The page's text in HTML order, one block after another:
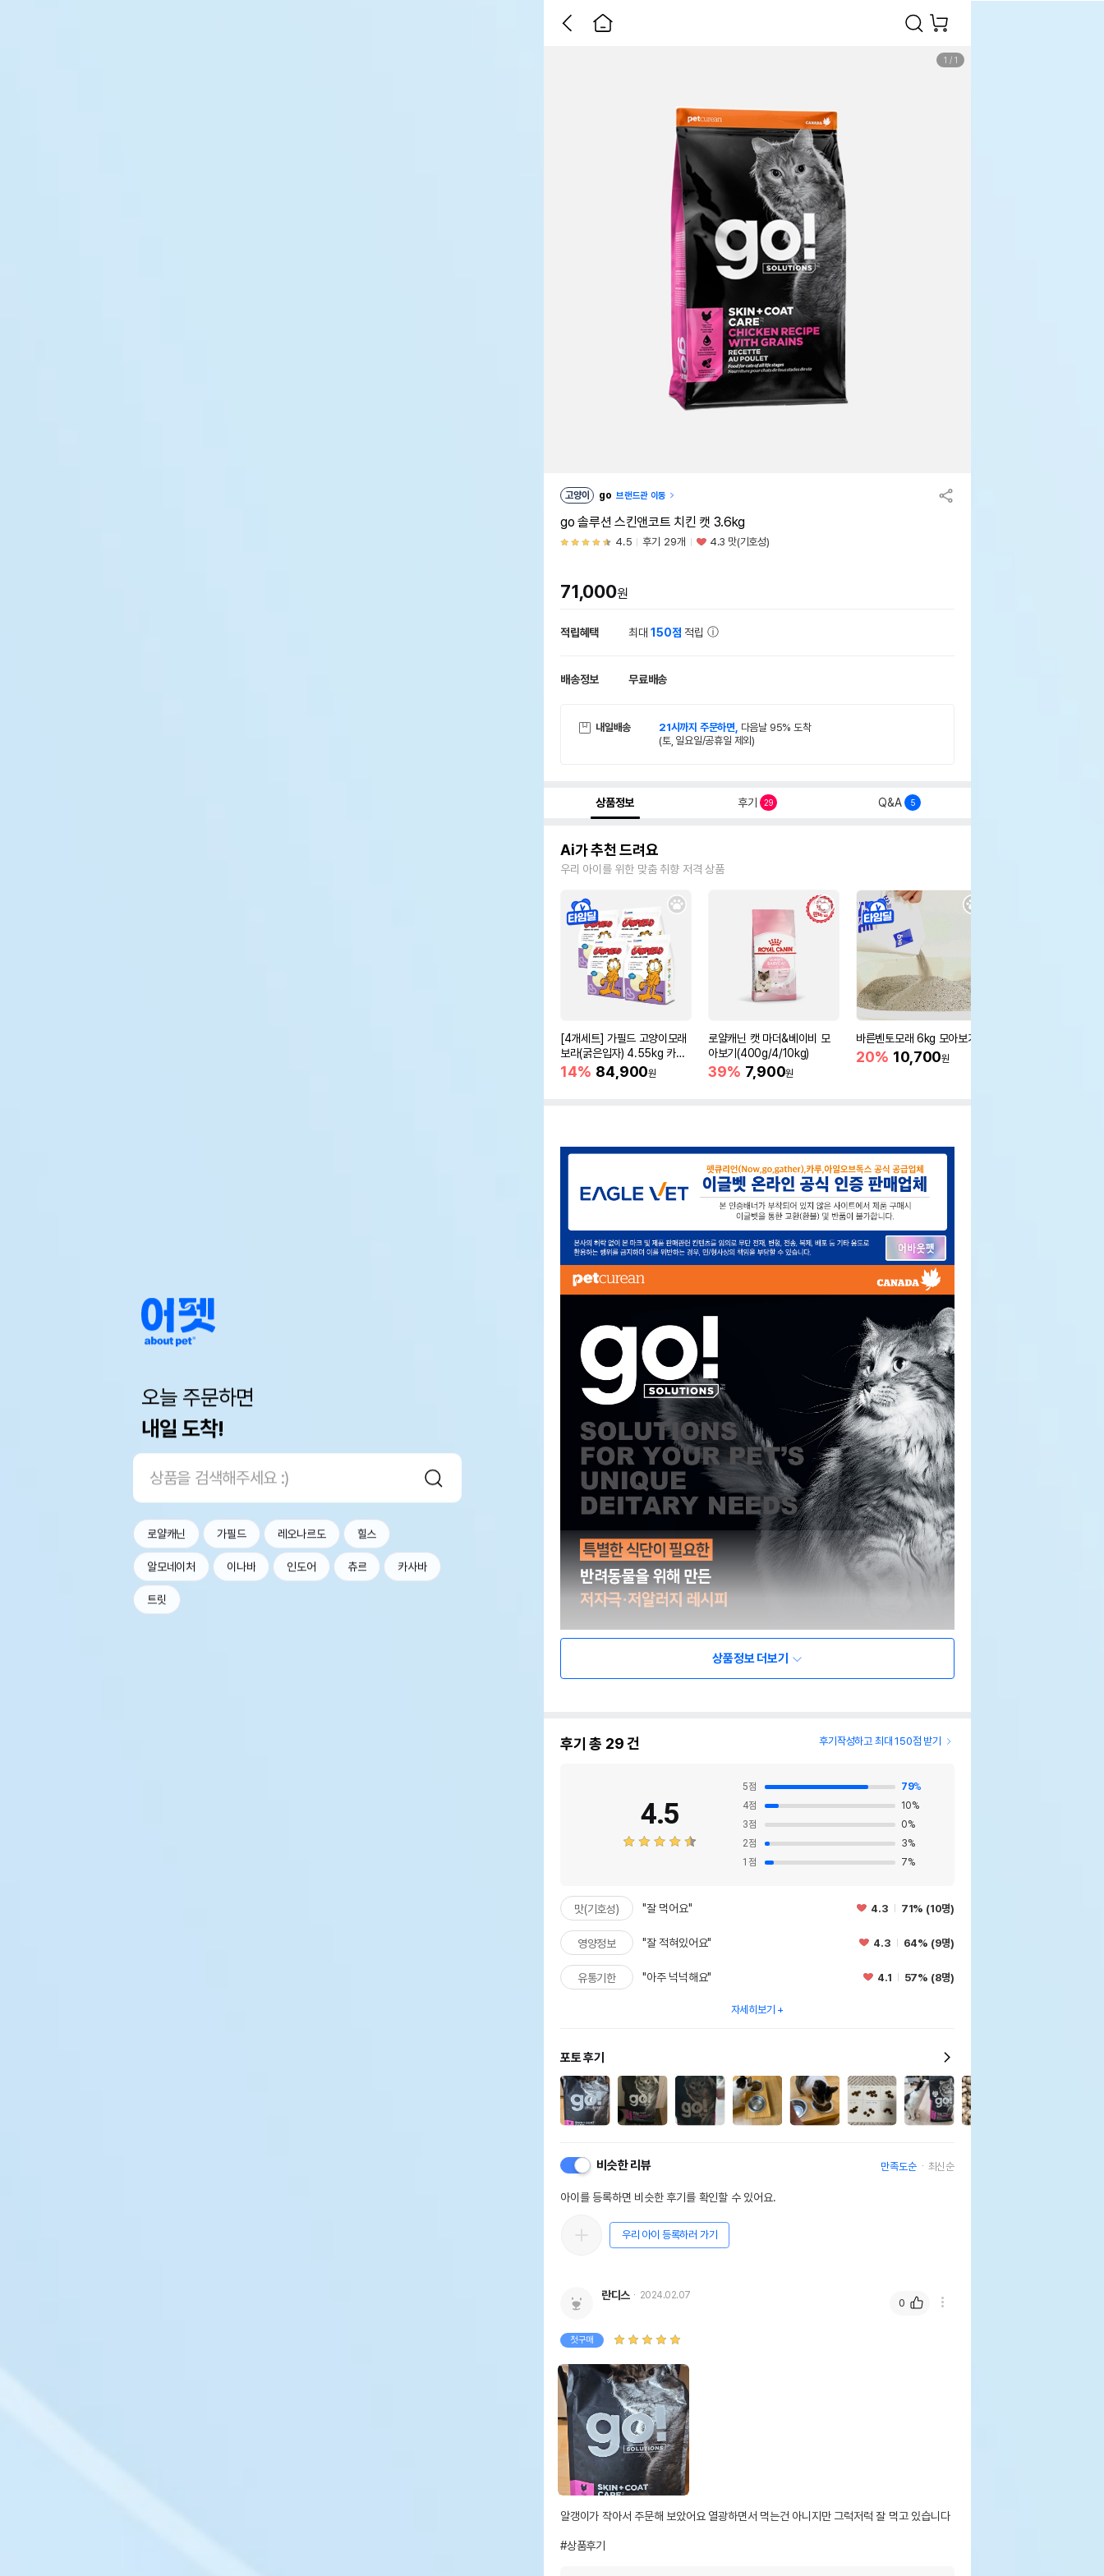
오늘 주문하면
내일 도착!
로얄캐닌 가필드 레오나르도 힐스
알모네이처 이나바 인도어 츄르 카사바
트릿
1 / 1
고양이 go 브랜드관 이동
go 솔루션 스킨앤코트 치킨 캣 3.6kg
4.5 후기 29개 4.3 맛(기호성)
71,000원
적립혜택 최대150점 적립
배송정보 무료배송
내일배송 21시까지 주문하면, 다음날 95% 도착
(토, 일요일/공휴일 제외)
상품정보 후기 29 Q&A 5
Ai가 추천 드려요
우리 아이를 위한 맞춤 취향 저격 상품
[4개세트] 가필드 고양이모래
보라(굵은입자) 4.55kg 카사
바모래
14% 84,900원
로얄캐닌 캣 마더&베이비 모
아보기(400g/4/10kg)
39% 7,900원
바른벤토모래 6kg 모아보기
20% 10,700원
상품정보 더보기
후기 총 29건 후기작성하고 최대 150점 받기
4.5
5점 79%
4점 10%
3점 0%
2점 3%
1 점 7%
맛(기호성) "잘 먹어요" 4.3 71% (10명)
영양정보 "잘 적혀있어요" 4.3 64% (9명)
유통기한 "아주 넉넉해요" 4.1 57% (8명)
자세히보기
포토 후기
비슷한 리뷰 만족도순 최신순
아이를 등록하면 비슷한 후기를 확인할 수 있어요.
우리 아이 등록하러 가기
란디스 2024.02.07
첫구매
알갱이가 작아서 주문해 보았어요 열광하면서 먹는건 아니지만 그럭저럭 잘 먹고 있습니다
#상품후기
0